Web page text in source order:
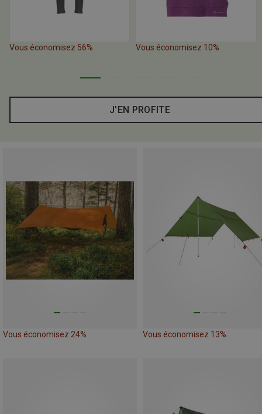
Vous économisez 56% Vous économisez 10%
J'EN PROFITE
Vous économisez 24% Vous économisez 13%